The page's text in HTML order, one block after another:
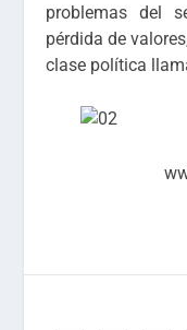
problemas del
pérdida de
clase política